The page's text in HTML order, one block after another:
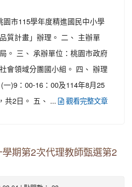
市115學年度精進國民中小學
質計畫」辦理。 二、 主辦單
。 三、 承辦單位：桃園市政府
會領域分團國小組。 四、 辦理
一)9：00-16：00及114年8月25
共2日。 五、 ...
觀看完整文章
期第2次代理教師甄選第2